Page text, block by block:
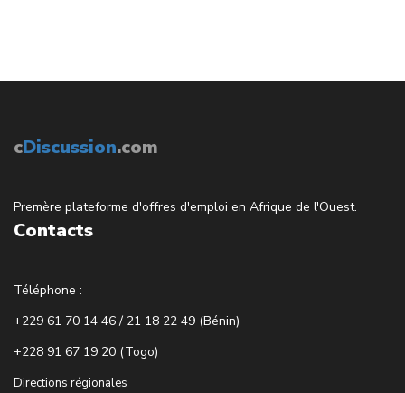
cDiscussion.com
Premère plateforme d'offres d'emploi en Afrique de l'Ouest.
Contacts
Téléphone :
+229 61 70 14 46 / 21 18 22 49 (Bénin)
+228 91 67 19 20 (Togo)
Directions régionales